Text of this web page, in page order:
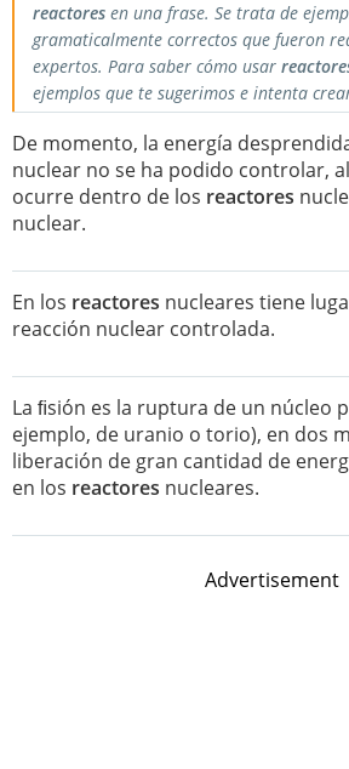
reactores en una frase. Se trata de
gramaticalmente correctos que fueron
expertos. Para saber cómo usar
ejemplos que te sugerimos e intenta
De momento, la energía
nuclear no se ha podido controlar,
ocurre dentro de los reactores
nuclear.
En los reactores nucleares tiene
reacción nuclear controlada.
La ﬁsión es la ruptura de un núcleo
ejemplo, de uranio o torio), en dos
liberación de gran cantidad de
en los reactores nucleares.
Advertisement